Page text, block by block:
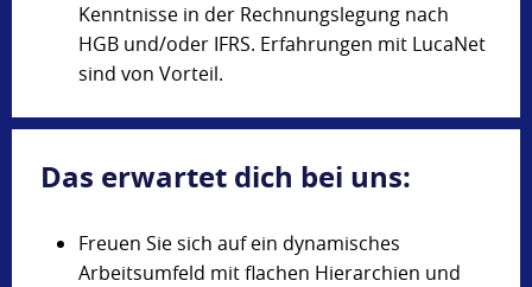
Kenntnisse in der Rechnungslegung nach
HGB und/oder IFRS. Erfahrungen mit LucaNet
sind von Vorteil.
Das erwartet dich bei uns:
Freuen Sie sich auf ein dynamisches
Arbeitsumfeld mit flachen Hierarchien und